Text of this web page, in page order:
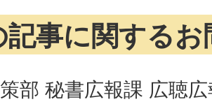
記事に関する
部 秘書広報課 広聴